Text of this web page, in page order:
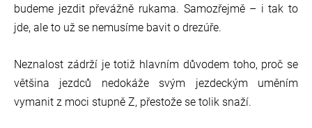
budeme jezdit převážně rukama. Samozřejmě – i tak to
jde, ale to už se nemusíme bavit o drezúře.
Neznalost zádrží je totiž hlavním důvodem toho, proč se
většina jezdců nedokáže svým jezdeckým uměním
vymanit z moci stupně Z, přestože se tolik snaží.